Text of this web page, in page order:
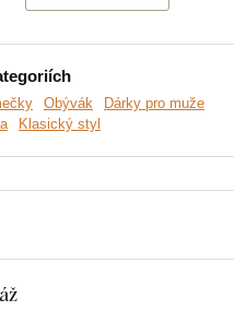
na stěnu
montáž
dekorů
na stěnu
je přizpůsoben standardním
74×59 cm: vhodné pro
Obývák
Dárky pro muže
Klasický styl